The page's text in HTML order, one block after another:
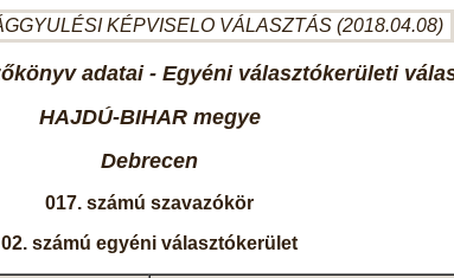
KÉPVISELO VÁLASZTÁS (2018.04.08)
adatai - Egyéni választókerületi
HAJDÚ-BIHAR megye
Debrecen
017. számú szavazókör
02. számú egyéni választókerület